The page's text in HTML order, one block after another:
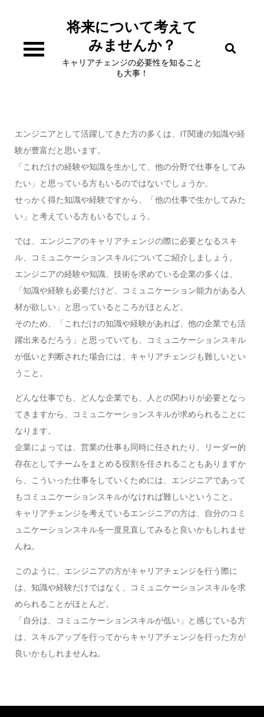
content
将来について考えて
みませんか？
キャリアチェンジの必要性を知ること
も大事！
エンジニアとして活躍してきた方の多くは、IT関連の知識や経
験が豊富だと思います。
「これだけの経験や知識を生かして、他の分野で仕事をしてみ
たい」と思っている方もいるのではないでしょうか。
せっかく得た知識や経験ですから、「他の仕事で生かしてみた
い」と考えている方もいるでしょう。
では、エンジニアのキャリアチェンジの際に必要となるスキ
ル、コミュニケーションスキルについてご紹介しましょう。
エンジニアの経験や知識、技術を求めている企業の多くは、
「知識や経験も必要だけど、コミュニケーション能力がある人
材が欲しい」と思っているところがほとんど。
そのため、「これだけの知識や経験があれば、他の企業でも活
躍出来るだろう」と思っていても、コミュニケーションスキル
が低いと判断された場合には、キャリアチェンジも難しいとい
うこと。
どんな仕事でも、どんな企業でも、人との関わりが必要となっ
てきますから、コミュニケーションスキルが求められることに
なります。
企業によっては、営業の仕事も同時に任されたり、リーダー的
存在としてチームをまとめる役割を任されることもありますか
ら、こういった仕事をしていくためには、エンジニアであって
もコミュニケーションスキルがなければ難しいということ。
キャリアチェンジを考えているエンジニアの方は、自分のコミ
ュニケーションスキルを一度見直してみると良いかもしれませ
んね。
このように、エンジニアの方がキャリアチェンジを行う際に
は、知識や経験だけではなく、コミュニケーションスキルを求
められることがほとんど。
「自分は、コミュニケーションスキルが低い」と感じている方
は、スキルアップを行ってからキャリアチェンジを行った方が
良いかもしれませんね。